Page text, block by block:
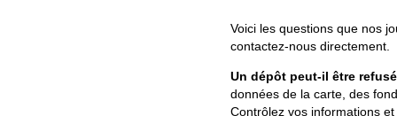
Voici les questions que nos
contactez-nous directement.
Un dépôt peut-il être
données de la carte, des
Contrôlez vos informations